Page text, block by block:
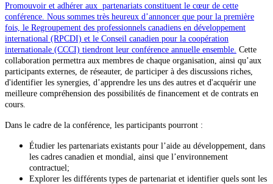
Promouvoir et adhérer aux partenariats constituent le cœur de cette
conférence. Nous sommes très heureux d’annoncer que pour la première
fois, le Regroupement des professionnels canadiens en développement
international (RPCDI) et le Conseil canadien pour la coopération
internationale (CCCI) tiendront leur conférence annuelle ensemble. Cette
collaboration permettra aux membres de chaque organisation, ainsi qu’aux
participants externes, de réseauter, de participer à des discussions riches,
d'identifier les synergies, d’apprendre les uns des autres et d'acquérir une
meilleure compréhension des possibilités de financement et de contrats en
cours.
Dans le cadre de la conférence, les participants pourront :
Étudier les partenariats existants pour l’aide au développement, dans
les cadres canadien et mondial, ainsi que l’environnement
contractuel;
Explorer les différents types de partenariat et identifier quels sont les